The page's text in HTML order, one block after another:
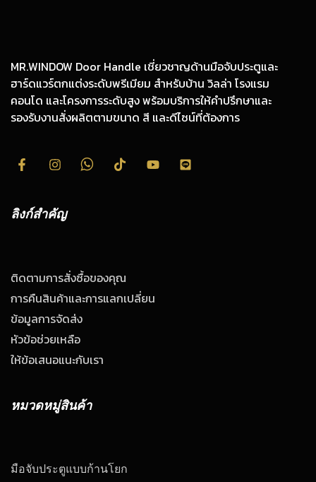
MR.WINDOW Door Handle เชี่ยวชาญด้านมือจับประตูและ
ฮาร์ดแวร์ตกแต่งระดับพรีเมียม สำหรับบ้าน วิลล่า โรงแรม
คอนโด และโครงการระดับสูง พร้อมบริการให้คำปรึกษาและ
รองรับงานสั่งผลิตตามขนาด สี และดีไซน์ที่ต้องการ
ลิงก์สำคัญ
ติดตามการสั่งซื้อของคุณ
การคืนสินค้าและการแลกเปลี่ยน
ข้อมูลการจัดส่ง
หัวข้อช่วยเหลือ
ให้ข้อเสนอแนะกับเรา
หมวดหมู่สินค้า
มือจับประตูแบบก้านโยก